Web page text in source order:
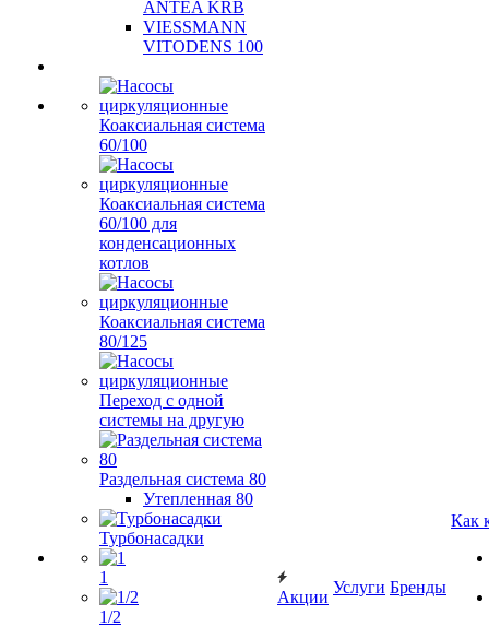
ANTEA KRB
VIESSMANN
VITODENS 100
Коаксиальная система
60/100
Коаксиальная система
60/100 для
конденсационных
котлов
Коаксиальная система
80/125
Переход с одной
системы на другую
Раздельная система 80
Утепленная 80
Турбонасадки
1
1/2
Акции
Услуги Бренды
Как